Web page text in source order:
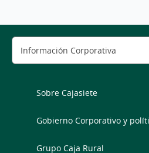
Sobre Cajasiete
Gobierno Corporativo y
Grupo Caja Rural